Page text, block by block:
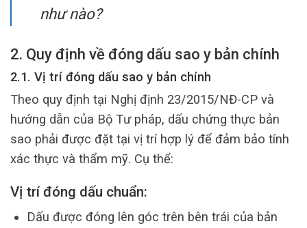
như nào?
2. Quy định về đóng dấu sao y bản chính
2.1. Vị trí đóng dấu sao y bản chính
Theo quy định tại Nghị định 23/2015/NĐ-CP và
hướng dẫn của Bộ Tư pháp, dấu chứng thực bản
sao phải được đặt tại vị trí hợp lý để đảm bảo tính
xác thực và thẩm mỹ. Cụ thể:
Vị trí đóng dấu chuẩn:
Dấu được đóng lên góc trên bên trái của bản